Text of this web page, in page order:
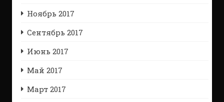
Ноябрь 2017
Сентябрь 2017
Июнь 2017
Май 2017
Март 2017